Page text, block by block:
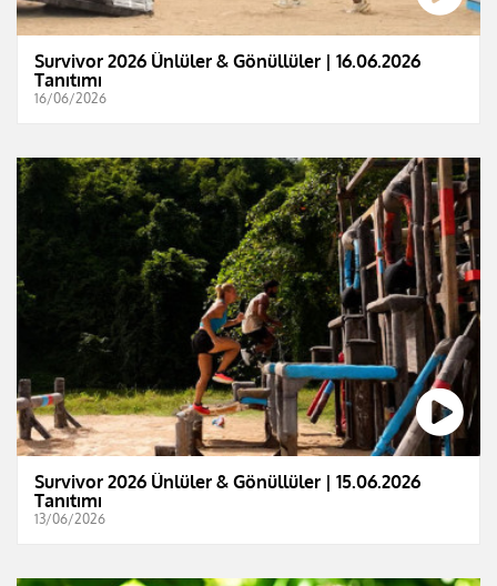
Survivor 2026 Ünlüler & Gönüllüler | 16.06.2026
Tanıtımı
16/06/2026
Survivor 2026 Ünlüler & Gönüllüler | 15.06.2026
Tanıtımı
13/06/2026